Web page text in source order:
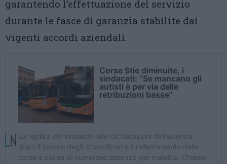
garantendo l’effettuazione del servizio
durante le fasce di garanzia stabilite dai
vigenti accordi aziendali.